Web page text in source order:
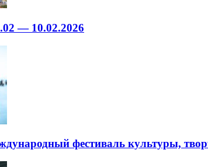
— 10.02.2026
фестиваль культуры,